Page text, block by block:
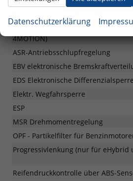
Adaptive Fahrwerksregelung DCC
4MOTION)
ASR-Antriebsschlupfregelung
EBV elektronische
EDS Elektronische Differenzialsperre
Elektr. Wegfahrsperre
ESP
MSR Drehmomentregelung
OPF - Partikelfilter für
Progressivlenkung (nur für eHybrid
Reifendruckkontrolle über ABS-
Datenschutzerklärung